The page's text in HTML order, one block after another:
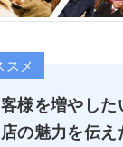
スメ
様を増やした
の魅力を伝え